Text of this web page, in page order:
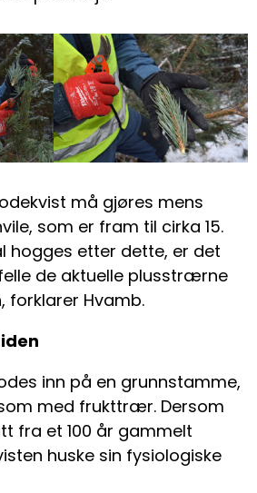
må gjøres mens
som er fram til cirka 15.
hogges etter dette, er det
de aktuelle plusstrærne
forklarer Hvamb.
inn på en grunnstamme,
med frukttrær. Dersom
fra et 100 år gammelt
huske sin fysiologiske